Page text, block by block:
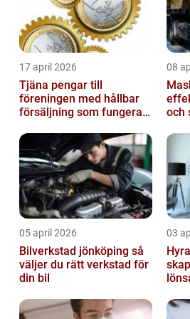
17 april 2026
Tjäna pengar till
föreningen med hållbar
försäljning som fungerar
08
och
05 april 2026
Bilverkstad jönköping så
väljer du rätt verkstad för
din bil
03